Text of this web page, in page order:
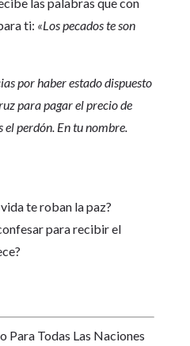
ti: «Los pecados te son
por haber estado dispuesto
para pagar el precio de
el perdón. En tu nombre.
te roban la paz?
para recibir el
Todas Las Naciones